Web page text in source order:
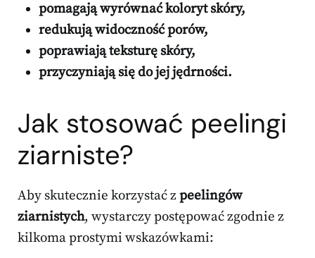
pomagają wyrównać koloryt skóry,
redukują widoczność porów,
poprawiają teksturę skóry,
przyczyniają się do jej jędrności.
Jak stosować peelingi
ziarniste?
Aby skutecznie korzystać zpeelingów
ziarnistych, wystarczy postępować zgodnie z
kilkoma prostymi wskazówkami: